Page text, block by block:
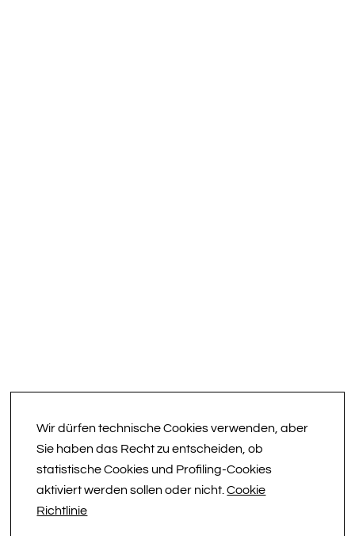
Wir dürfen technische Cookies verwenden, aber
Sie haben das Recht zu entscheiden, ob
statistische Cookies und Profiling-Cookies
aktiviert werden sollen oder nicht.Cookie
Richtlinie